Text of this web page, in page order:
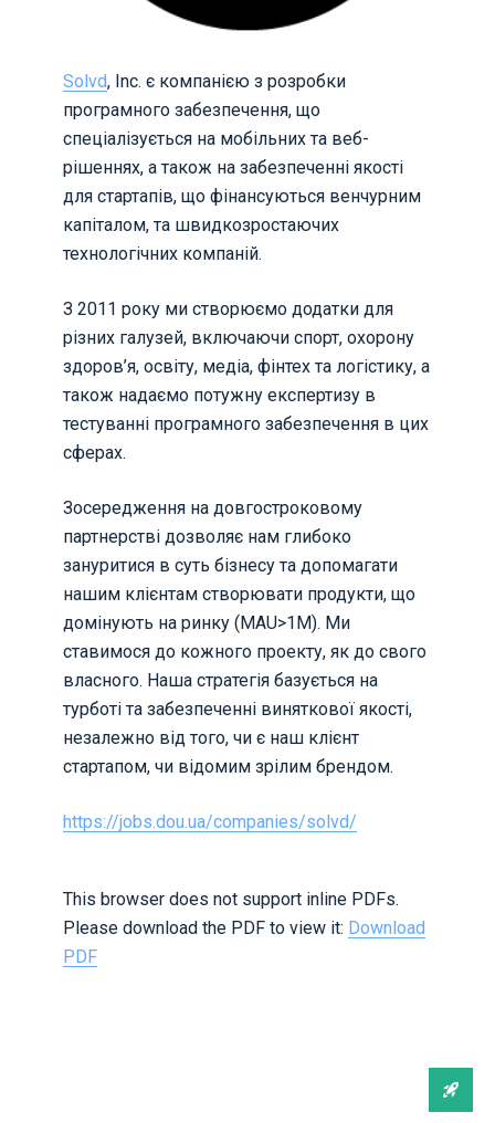
Solvd, Inc. є компанією з розробки
програмного забезпечення, що
спеціалізується на мобільних та веб-
рішеннях, а також на забезпеченні якості
для стартапів, що фінансуються венчурним
капіталом, та швидкозростаючих
технологічних компаній.
З 2011 року ми створюємо додатки для
різних галузей, включаючи спорт, охорону
здоров’я, освіту, медіа, фінтех та логістику, а
також надаємо потужну експертизу в
тестуванні програмного забезпечення в цих
сферах.
Зосередження на довгостроковому
партнерстві дозволяє нам глибоко
зануритися в суть бізнесу та допомагати
нашим клієнтам створювати продукти, що
домінують на ринку (MAU>1M). Ми
ставимося до кожного проекту, як до свого
власного. Наша стратегія базується на
турботі та забезпеченні виняткової якості,
незалежно від того, чи є наш клієнт
стартапом, чи відомим зрілим брендом.
https://jobs.dou.ua/companies/solvd/
This browser does not support inline PDFs.
Please download the PDF to view it: Download
PDF